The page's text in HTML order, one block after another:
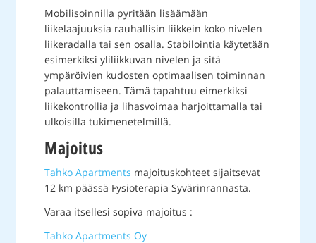
Mobilisoinnilla pyritään lisäämään
liikelaajuuksia rauhallisin liikkein koko nivelen
liikeradalla tai sen osalla. Stabilointia käytetään
esimerkiksi yliliikkuvan nivelen ja sitä
ympäröivien kudosten optimaalisen toiminnan
palauttamiseen. Tämä tapahtuu eimerkiksi
liikekontrollia ja lihasvoimaa harjoittamalla tai
ulkoisilla tukimenetelmillä.
Majoitus
Tahko Apartments majoituskohteet sijaitsevat
12 km päässä Fysioterapia Syvärinrannasta.
Varaa itsellesi sopiva majoitus :
Tahko Apartments Oy